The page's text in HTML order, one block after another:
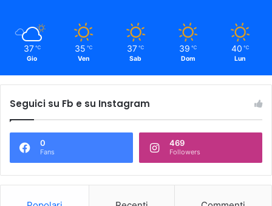
37 ℃
Gio
35 ℃
Ven
37 ℃
Sab
39 ℃
Dom
40 ℃
Lun
Seguici su Fb e su Instagram
0
Fans
469
Followers